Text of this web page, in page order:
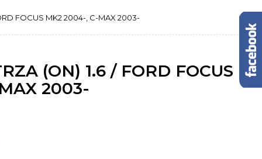
FOCUS MK2 2004-, C-MAX 2003-
(ON) 1.6 / FORD FOCUS
2003-